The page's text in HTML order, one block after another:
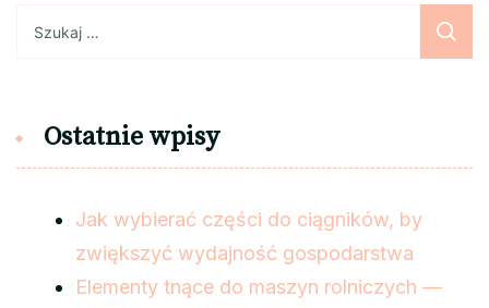
Ostatnie wpisy
Jak wybierać części do ciągników, by
zwiększyć wydajność gospodarstwa
Elementy tnące do maszyn rolniczych —